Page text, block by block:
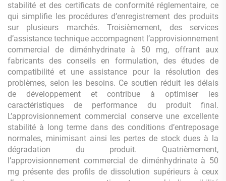
stabilité et des certificats de conformité réglementaire, ce
qui simplifie les procédures d’enregistrement des produits
sur plusieurs marchés. Troisièmement, des services
d’assistance technique accompagnent l’approvisionnement
commercial de diménhydrinate à 50 mg, offrant aux
fabricants des conseils en formulation, des études de
compatibilité et une assistance pour la résolution des
problèmes, selon les besoins. Ce soutien réduit les délais
de développement et contribue à optimiser les
caractéristiques de performance du produit final.
L’approvisionnement commercial conserve une excellente
stabilité à long terme dans des conditions d’entreposage
normales, minimisant ainsi les pertes de stock dues à la
dégradation du produit. Quatrièmement,
l’approvisionnement commercial de diménhydrinate à 50
mg présente des profils de dissolution supérieurs à ceux